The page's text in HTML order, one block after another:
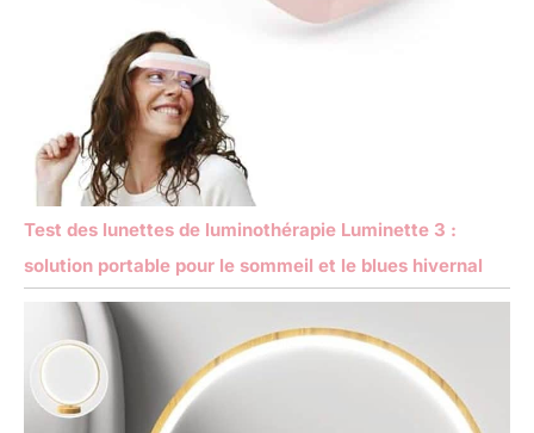
Test des lunettes de luminothérapie Luminette 3 :
solution portable pour le sommeil et le blues hivernal